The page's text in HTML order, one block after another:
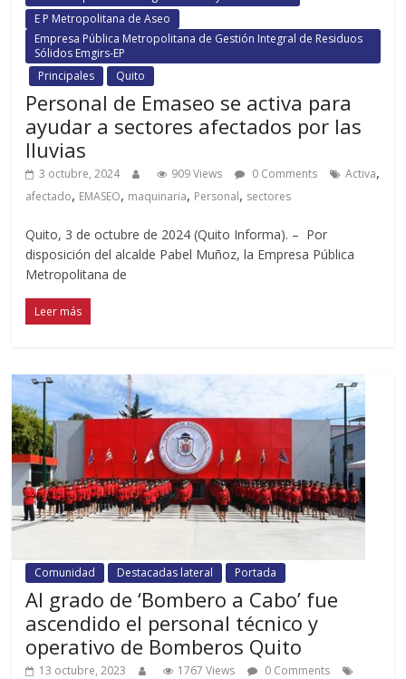
E P Metropolitana de Aseo
Empresa Pública Metropolitana de Gestión Integral de Residuos
Sólidos Emgirs-EP
Principales
Quito
Personal de Emaseo se activa para
ayudar a sectores afectados por las
lluvias
3 octubre, 2024 909 Views 0 Comments Activa,
afectado, EMASEO, maquinaria, Personal, sectores
Quito, 3 de octubre de 2024 (Quito Informa). – Por
disposición del alcalde Pabel Muñoz, la Empresa Pública
Metropolitana de
Leer más
Comunidad Destacadas lateral Portada
Al grado de ‘Bombero a Cabo’ fue
ascendido el personal técnico y
operativo de Bomberos Quito
13 octubre, 2023 1767 Views
0 Comments